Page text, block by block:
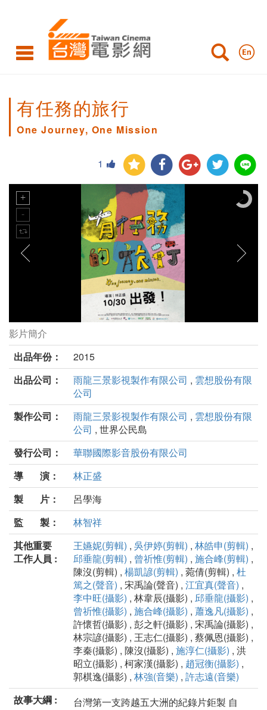
有任務的旅行
One Journey, One Mission
1
有任務的旅行劇照
影片簡介
出品年份：
2015
出品公司：
雨龍三景影視製作有限公司 , 雲想股份有限
公司
製作公司：
雨龍三景影視製作有限公司 , 雲想股份有限
公司 , 世界公民島
發行公司：
華聯國際影音股份有限公司
導 演：
林正盛
製 片：
呂學海
監 製：
林智祥
其他重要
工作人員 :
王嬿妮(剪輯) , 吳伊婷(剪輯) , 林皓申(剪輯) ,
邱垂龍(剪輯) , 曾祈惟(剪輯) , 施合峰(剪輯) ,
陳沒(剪輯) , 楊凱諺(剪輯) , 菀倩(剪輯) , 杜
篤之(聲音) , 宋禹論(聲音) , 江宜真(聲音) ,
李中旺(攝影) , 林韋辰(攝影) , 邱垂龍(攝影) ,
曾祈惟(攝影) , 施合峰(攝影) , 蕭逸凡(攝影) ,
許懷哲(攝影) , 彭之軒(攝影) , 宋禹論(攝影) ,
林宗諺(攝影) , 王志仁(攝影) , 蔡佩恩(攝影) ,
李秦(攝影) , 陳沒(攝影) , 施淳仁(攝影) , 洪
昭立(攝影) , 柯家漢(攝影) , 趙冠衡(攝影) ,
郭棋逸(攝影) , 林強(音樂) , 許志遠(音樂)
故事大綱 :
台灣第一支跨越五大洲的紀錄片鉅製 自